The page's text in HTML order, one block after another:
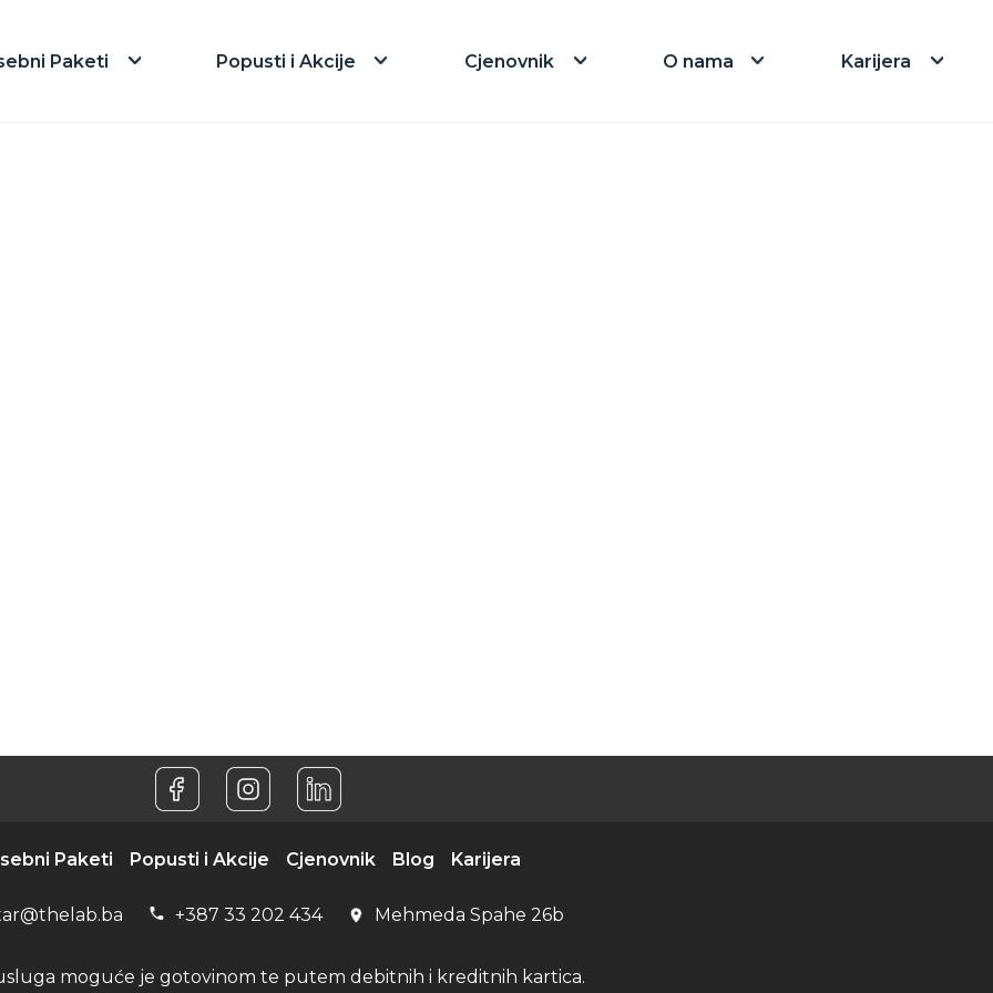
Paketi Popusti i Akcije Cjenovnik O nama Karijera
Paketi Popusti i Akcije Cjenovnik Blog Karijera
+387 33 202 434 Mehmeda Spahe 26b
moguće je gotovinom te putem debitnih i kreditnih kartica.